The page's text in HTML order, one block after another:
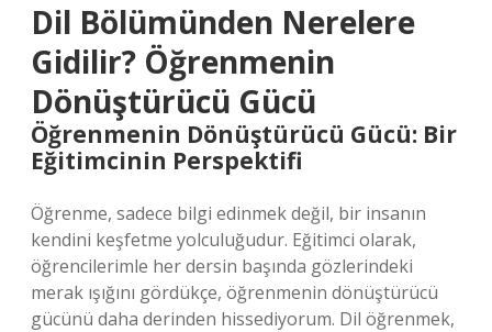
Dil Bölümünden Nerelere
Gidilir? Öğrenmenin
Dönüştürücü Gücü
Öğrenmenin Dönüştürücü Gücü: Bir
Eğitimcinin Perspektifi
Öğrenme, sadece bilgi edinmek değil, bir insanın
kendini keşfetme yolculuğudur. Eğitimci olarak,
öğrencilerimle her dersin başında gözlerindeki
merak ışığını gördükçe, öğrenmenin dönüştürücü
gücünü daha derinden hissediyorum. Dil öğrenmek,